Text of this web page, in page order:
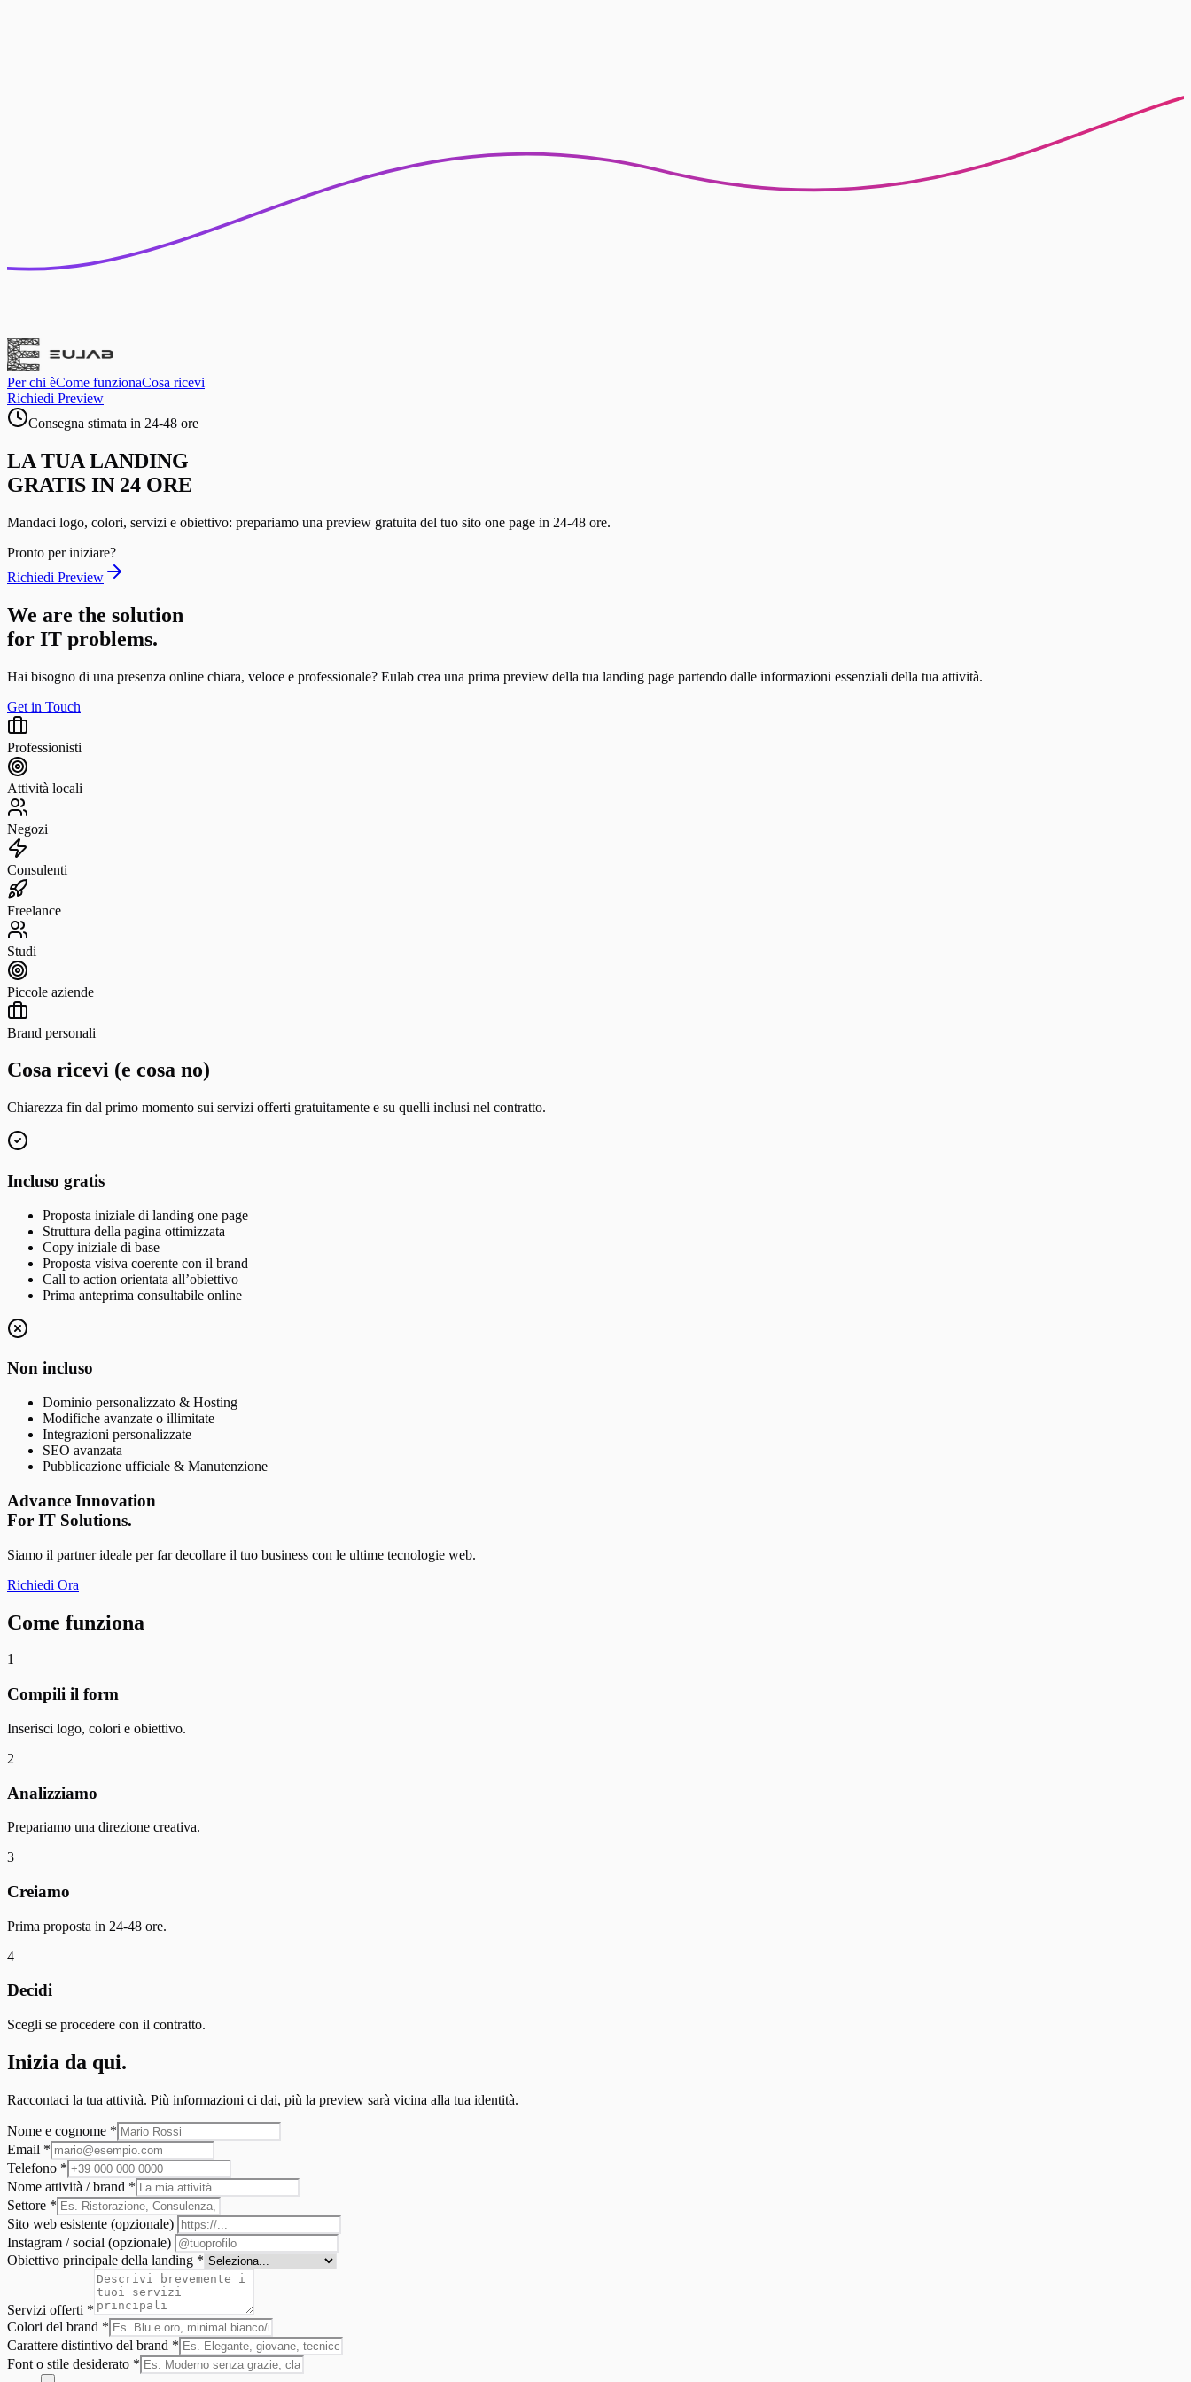
Per chi èCome funzionaCosa ricevi
Richiedi Preview
Consegna stimata in 24-48 ore
LA TUA LANDING
GRATIS IN 24 ORE
Mandaci logo, colori, servizi e obiettivo: prepariamo una preview gratuita del tuo sito one page in 24-48 ore.
Pronto per iniziare?
Richiedi Preview
We are the solution
for IT problems.
Hai bisogno di una presenza online chiara, veloce e professionale? Eulab crea una prima preview della tua landing page partendo dalle informazioni essenziali della tua attività.
Get in Touch
Professionisti
Attività locali
Negozi
Consulenti
Freelance
Studi
Piccole aziende
Brand personali
Cosa ricevi (e cosa no)
Chiarezza fin dal primo momento sui servizi offerti gratuitamente e su quelli inclusi nel contratto.
Incluso gratis
Proposta iniziale di landing one page
Struttura della pagina ottimizzata
Copy iniziale di base
Proposta visiva coerente con il brand
Call to action orientata all’obiettivo
Prima anteprima consultabile online
Non incluso
Dominio personalizzato & Hosting
Modifiche avanzate o illimitate
Integrazioni personalizzate
SEO avanzata
Pubblicazione ufficiale & Manutenzione
Advance Innovation
For IT Solutions.
Siamo il partner ideale per far decollare il tuo business con le ultime tecnologie web.
Richiedi Ora
Come funziona
1
Compili il form
Inserisci logo, colori e obiettivo.
2
Analizziamo
Prepariamo una direzione creativa.
3
Creiamo
Prima proposta in 24-48 ore.
4
Decidi
Scegli se procedere con il contratto.
Inizia da qui.
Raccontaci la tua attività. Più informazioni ci dai, più la preview sarà vicina alla tua identità.
Nome e cognome *
Email *
Telefono *
Nome attività / brand *
Settore *
Sito web esistente (opzionale)
Instagram / social (opzionale)
Obiettivo principale della landing *
Servizi offerti *
Colori del brand *
Carattere distintivo del brand *
Font o stile desiderato *